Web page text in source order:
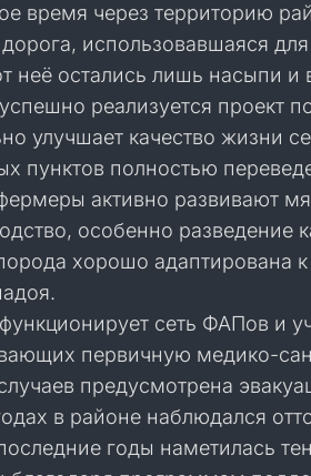
время через территорию
использовавшаяся
неё остались лишь насыпи
реализуется проект
улучшает качество жизни
пунктов полностью
активно развивают
особенно разведение
хорошо адаптирована
сеть ФАПов и
первичную медико-
предусмотрена
в районе наблюдался
годы наметилась